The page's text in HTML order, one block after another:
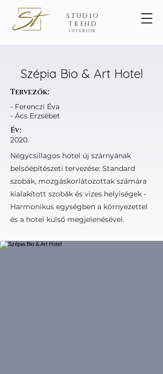
STUDIO
TREND
INTERIOR
Szépia Bio & Art Hotel
Tervezők:
- Ferenczi Éva
- Ács Erzsébet
Év:
2020.
Négycsillagos hotel új szárnyának
belsőépítészeti tervezése: Standard
szobák, mozgáskorlátozottak számára
kialakított szobák és vizes helyiségek -
Harmonikus egységben a környezettel
és a hotel külső megjelenésével.